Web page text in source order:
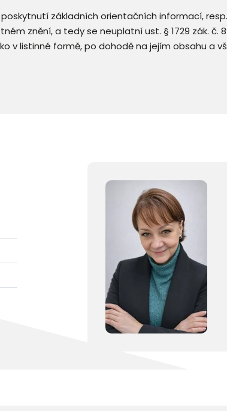
základních orientačních informací,
znění, a tedy se neuplatní ust. § 1729 zák.
v listinné formě, po dohodě na jejím obsahu a